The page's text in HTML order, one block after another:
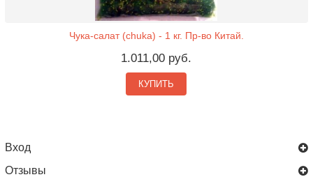
Чука-салат (chuka) - 1 кг. Пр-во Китай.
1.011,00 руб.
КУПИТЬ
Вход
Отзывы